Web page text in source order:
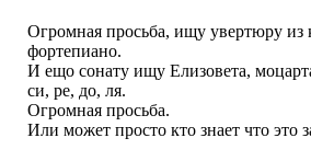
Огромная просьба, ищу увертюру
фортепиано.
И ещо сонату ищу Елизовета,
си, ре, до, ля.
Огромная просьба.
Или может просто кто знает что это